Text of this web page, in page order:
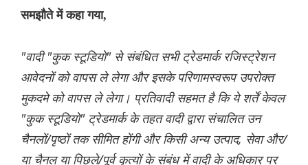
समझौते में कहा गया,
"वादी "कुक स्टूडियो" से संबंधित सभी ट्रेडमार्क रजिस्ट्रेशन
आवेदनों को वापस ले लेगा और इसके परिणामस्वरूप उपरोक्त
मुकदमे को वापस ले लेगा। प्रतिवादी सहमत है कि ये शर्तें केवल
"कुक स्टूडियो" ट्रेडमार्क के तहत वादी द्वारा संचालित उन
चैनलों/पृष्ठों तक सीमित होंगी और किसी अन्य उत्पाद, सेवा और/
या चैनल या पिछले/पूर्व कृत्यों के संबंध में वादी के अधिकार पर